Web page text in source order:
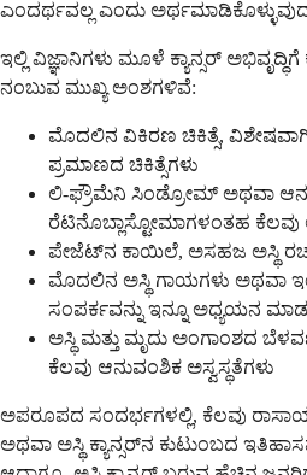
ಎಂದರ್ಥವಲ್ಲ ಎಂದು
ಇಲ್ಲಿ ವಿಜ್ಞಾನಿಗಳು ಮೂಳೆ ಕ್ಯಾನ್ಸರ್
ನಂಬುವ ಮುಖ್ಯ ಅಂಶಗಳಿವೆ:
ಮೊದಲಿನ ವಿಕಿರಣ ಚಿಕಿತ್ಸೆ, ವಿಶೇಷವಾಗಿ
ಪ್ರಮಾಣದ ಚಿಕಿತ್ಸೆಗಳು
ಲಿ-ಫ್ರೌಮೆನಿ ಸಿಂಡ್ರೋಮ್ ಅಥವಾ
ರೆಟಿನೊಬ್ಲಾಸ್ಟೋಮಾಗಳಂತಹ ಕೆಲವು
ಪೇಜೆಟ್‌ನ ಕಾಯಿಲೆ, ಅಸಹಜ ಅಸ್ಥಿ
ಮೊದಲಿನ ಅಸ್ಥಿ ಗಾಯಗಳು ಅಥವಾ
ಸಂಪರ್ಕವನ್ನು ಇನ್ನೂ ಅಧ್ಯಯನ
ಅಸ್ಥಿ ಮತ್ತು ಮೃದು ಅಂಗಾಂಶದ
ಕೆಲವು ಆನುವಂಶಿಕ ಅಸ್ವಸ್ಥತೆಗಳು
ಅಪರೂಪದ ಸಂದರ್ಭಗಳಲ್ಲಿ, ಕೆಲವು
ಅಥವಾ ಅಸ್ಥಿ ಕ್ಯಾನ್ಸರ್‌ನ ಕುಟುಂಬದ